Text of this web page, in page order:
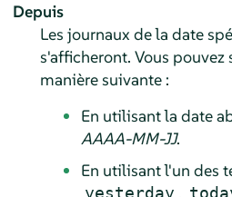
Depuis
Les journaux de la date
s'afficheront. Vous
manière suivante :
En utilisant la date
AAAA-MM-JJ.
En utilisant l'un des
yesterday